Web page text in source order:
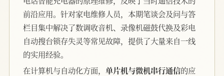
前沿应用。针对家电维修人员，本期笔谈会及问与答
栏目集中解决了数调收音机、录像机磁鼓代换及彩电
自动搜台锁存失灵等常见故障，提供了大量来自一线
的实用经验。
在计算机与自动化方面， 单片机与微机串行通信的应